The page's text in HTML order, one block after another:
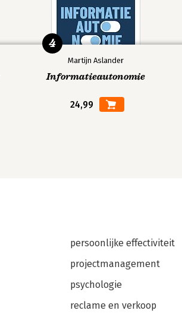
Martijn Aslander
Informatieautonomie
24,99
4
persoonlijke effectiviteit
projectmanagement
psychologie
reclame en verkoop